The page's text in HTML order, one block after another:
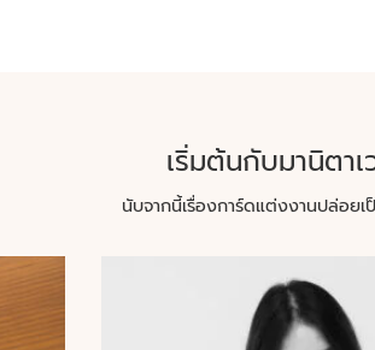
เริ่มต้นกับมานิตา
นับจากนี้เรื่องการ์ดแต่งงานปล่อยเ